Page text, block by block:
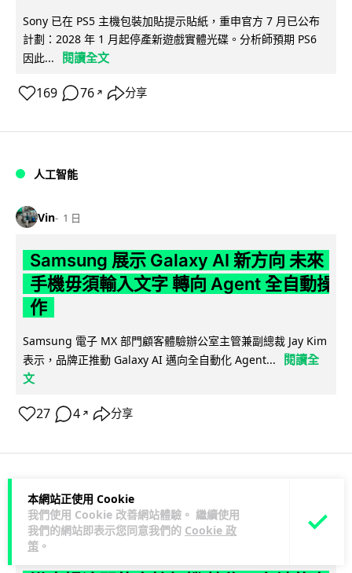
本網站正使用 Cookie
我們使用 Cookie 改善網站體驗。 繼續使用
我們的網站即表示您同意我們的 Cookie 政
策 。
Sony 已在 PS5 主機包裝加貼提示貼紙，重申官方 7 月已公布
計劃：2028 年 1 月起停產新遊戲實體光碟。分析師預期 PS6
因此...
閱讀全文
169 76 ↗ 分享
人工智能
Vin 1 日
Samsung 展示 Galaxy AI 新方向 未來
手機毋須輸入文字 轉向 Agent 全自動操
作
Samsung 電子 MX 部門顧客體驗辦公室主管兼副總裁 Jay Kim
表示，品牌正推動 Galaxy AI 邁向全自動化 Agent...
閱讀全
文
27 4 ↗ 分享
科技娛樂 生活娛樂
Lawton 1 日